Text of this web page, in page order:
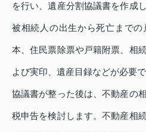
を行い、遺産分割協議書を作成
被相続人の出生から死亡まで
本、住民票除票や戸籍附票、相
よび実印、遺産目録などが必要で
協議書が整った後は、不動産の
税申告を検討します。不動産相